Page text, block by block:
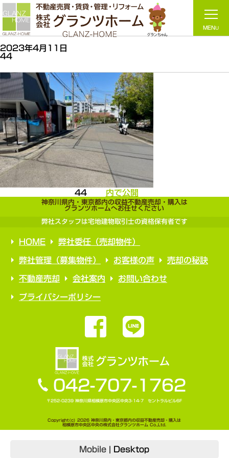
2023年4月11日
44
44 内で公開
神奈川県内・東京都内の収益不動産売却・購入は
グランツホームへお任せください
弊社スタッフは宅地建物取引士の資格保有者です
HOME 弊社委任（売却物件）
弊社管理（募集物件） お客様の声 売却の秘訣
不動産売却 会社案内 お問い合わせ
プライバシーポリシー
042-707-1762
〒252-0239 神奈川県相模原市中央区中央3-14-7 セントラルビル6F
Copyright(c) 2026 神奈川県内・東京都内の収益不動産売却・購入は
相模原市中央区中央の株式会社グランツホーム Co.,Ltd.
Mobile Desktop